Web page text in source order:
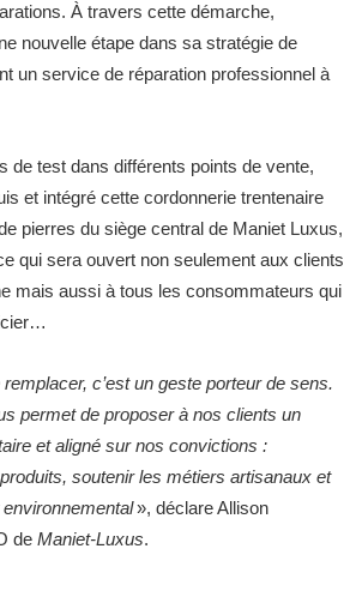
À travers cette démarche,
nouvelle étape dans sa stratégie de
un service de réparation professionnel à
de test dans différents points de vente,
et intégré cette cordonnerie trentenaire
pierres du siège central de Maniet Luxus,
qui sera ouvert non seulement aux clients
mais aussi à tous les consommateurs qui
c’est un geste porteur de sens.
permet de proposer à nos clients un
et aligné sur nos convictions :
soutenir les métiers artisanaux et
», déclare Allison
de Maniet-Luxus.